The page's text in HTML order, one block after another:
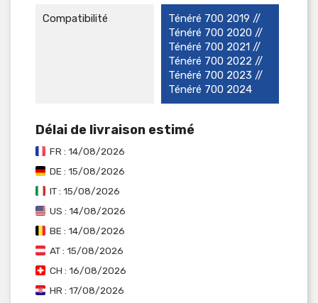
Compatibilité
Ténéré 700 2019 //
Ténéré 700 2020 //
Ténéré 700 2021 //
Ténéré 700 2022 //
Ténéré 700 2023 //
Ténéré 700 2024
Délai de livraison estimé
FR : 14/08/2026
DE : 15/08/2026
IT : 15/08/2026
US : 14/08/2026
BE : 14/08/2026
AT : 15/08/2026
CH : 16/08/2026
HR : 17/08/2026